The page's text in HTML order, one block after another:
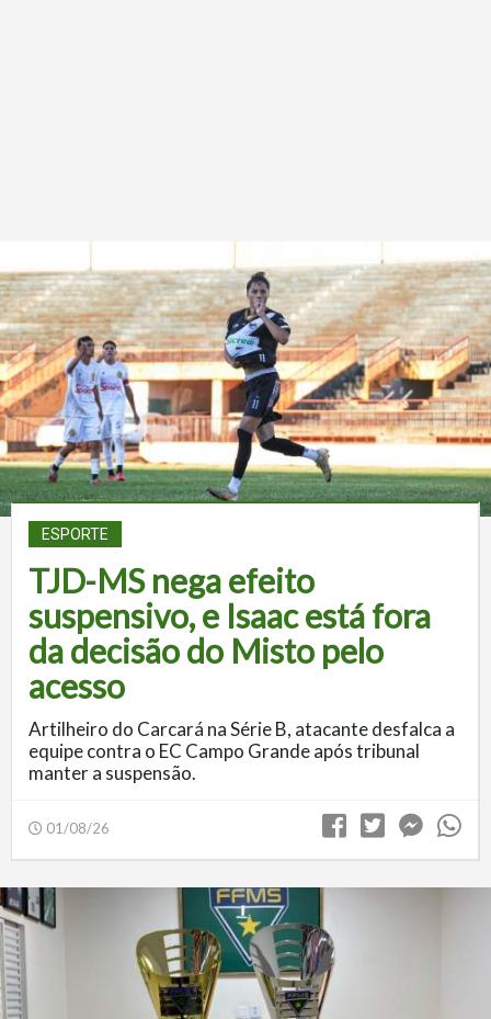
ESPORTE
TJD-MS nega efeito
suspensivo, e Isaac está fora
da decisão do Misto pelo
acesso
Artilheiro do Carcará na Série B, atacante desfalca a
equipe contra o EC Campo Grande após tribunal
manter a suspensão.
01/08/26